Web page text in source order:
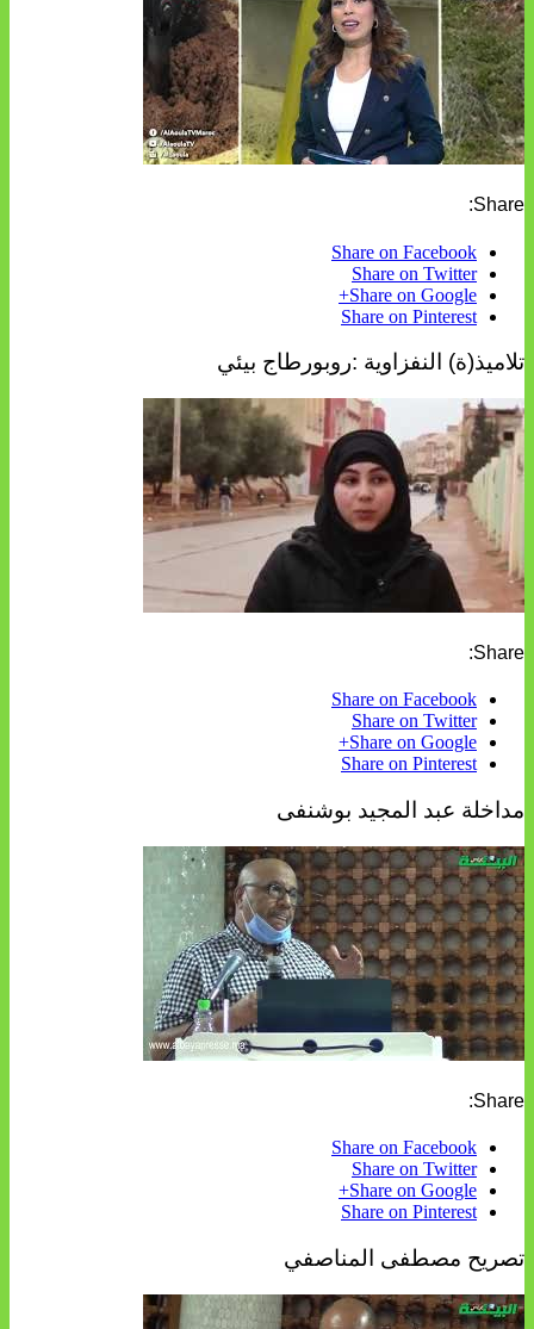
Share:
Share on Facebook
Share on Twitter
Share on Google+
Share on Pinterest
تلاميذ(ة) النفزاوية :روبورطاج بيئي
Share:
Share on Facebook
Share on Twitter
Share on Google+
Share on Pinterest
مداخلة عبد المجيد بوشنفى
Share:
Share on Facebook
Share on Twitter
Share on Google+
Share on Pinterest
تصريح مصطفى المناصفي